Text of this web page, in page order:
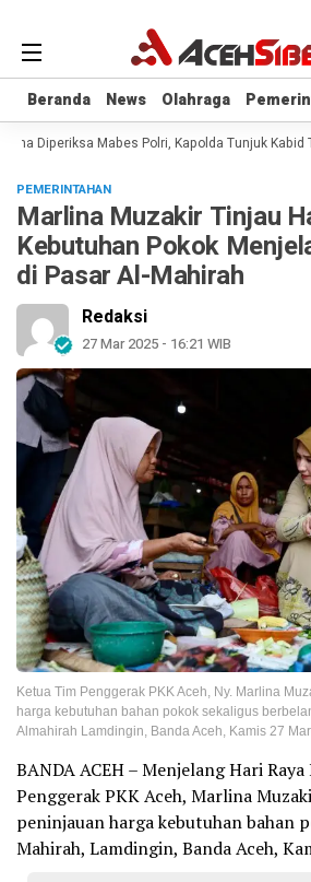
Beranda News Olahraga
Beranda News Olahraga
Diperiksa Mabes Polri, Kapolda Tunjuk Kabid
PEMERINTAHAN
Marlina Muzakir Tinjau
Kebutuhan Pokok
di Pasar Al-Mahirah
Redaksi
27 Mar 2025 - 16:21 WIB
Ketua Tim Penggerak PKK Aceh, Ny. Marlina
harga kebutuhan bahan pokok sekaligus
Almahirah Lamdingin, Banda Aceh, Kamis 27
BANDA ACEH – Menjelang Hari
Penggerak PKK Aceh, Marlina
peninjauan harga kebutuhan bahan
Mahirah, Lamdingin, Banda Aceh,